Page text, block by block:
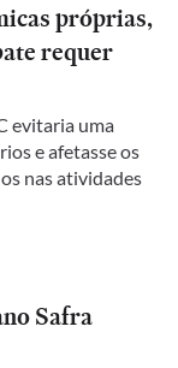
próprias,
requer
evitaria uma
e afetasse os
nas atividades
Safra